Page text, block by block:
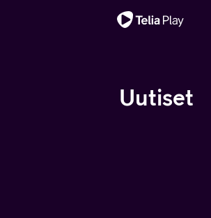
Uutiset